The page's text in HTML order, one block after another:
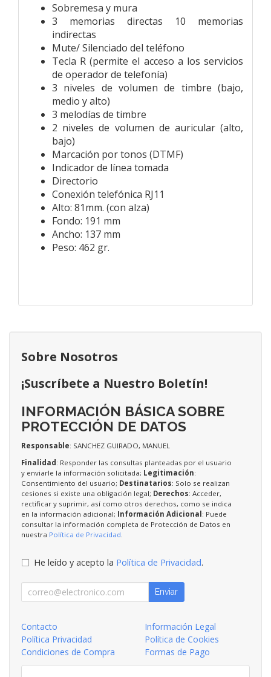
Sobremesa y mura
3 memorias directas 10 memorias
indirectas
Mute/ Silenciado del teléfono
Tecla R (permite el acceso a los servicios
de operador de telefonía)
3 niveles de volumen de timbre (bajo,
medio y alto)
3 melodías de timbre
2 niveles de volumen de auricular (alto,
bajo)
Marcación por tonos (DTMF)
Indicador de línea tomada
Directorio
Conexión telefónica RJ11
Alto: 81mm. (con alza)
Fondo: 191 mm
Ancho: 137 mm
Peso: 462 gr.
Sobre Nosotros
¡Suscríbete a Nuestro Boletín!
INFORMACIÓN BÁSICA SOBRE
PROTECCIÓN DE DATOS
Responsable: SANCHEZ GUIRADO, MANUEL
Finalidad: Responder las consultas planteadas por el usuario
y enviarle la información solicitada; Legitimación:
Consentimiento del usuario; Destinatarios: Solo se realizan
cesiones si existe una obligación legal; Derechos: Acceder,
rectificar y suprimir, así como otros derechos, como se indica
en la información adicional; Información Adicional: Puede
consultar la información completa de Protección de Datos en
nuestra Política de Privacidad
He leído y acepto la Política de Privacidad.
Enviar
Contacto
Información Legal
Política Privacidad
Política de Cookies
Condiciones de Compra
Formas de Pago